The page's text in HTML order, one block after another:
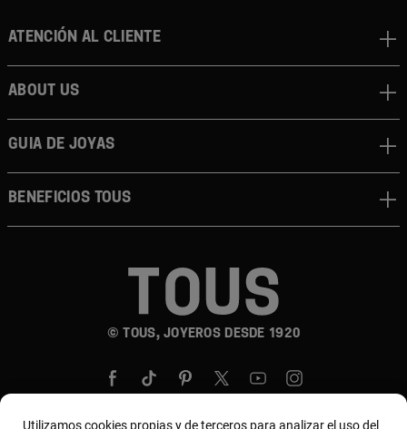
© TOUS, JOYEROS DESDE 1920
Atención al cliente
About us
Guia de joyas
Beneficios TOUS
Utilizamos cookies propias y de terceros para analizar el uso del